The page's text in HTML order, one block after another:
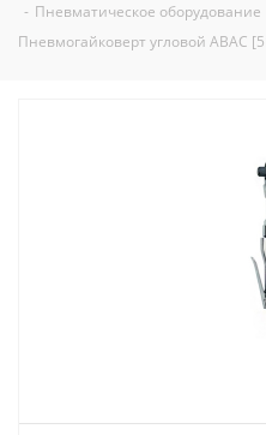
- Пневматическое оборудование
Пневмогайковерт угловой ABAC